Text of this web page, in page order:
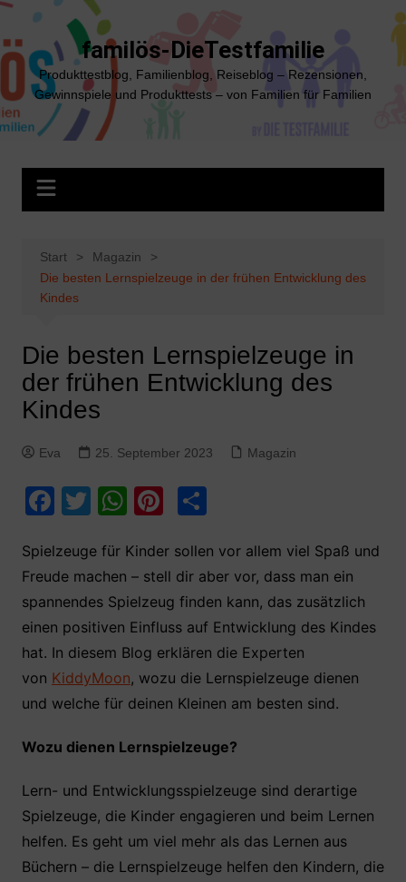
Zum
springen
familös-DieTestfamilie
Produkttestblog, Familienblog, Reiseblog – Rezensionen,
Gewinnspiele und Produkttests – von Familien für Familien
Start
Magazin
Die besten Lernspielzeuge in der frühen Entwicklung des
Kindes
Die besten Lernspielzeuge in
der frühen Entwicklung des
Kindes
Eva 25. September 2023 Magazin
F
c
e
b
o
o
k
T
itt
er
W
at
s
A
p
p
Pi
er
e
st
T
le
n
Spielzeuge für Kinder sollen vor allem viel Spaß und
Freude machen – stell dir aber vor, dass man ein
spannendes Spielzeug finden kann, das zusätzlich
einen positiven Einfluss auf Entwicklung des Kindes
hat. In diesem Blog erklären die Experten
von KiddyMoon, wozu die Lernspielzeuge dienen
und welche für deinen Kleinen am besten sind.
Wozu dienen Lernspielzeuge?
Lern- und Entwicklungsspielzeuge sind derartige
Spielzeuge, die Kinder engagieren und beim Lernen
helfen. Es geht um viel mehr als das Lernen aus
Büchern – die Lernspielzeuge helfen den Kindern, die